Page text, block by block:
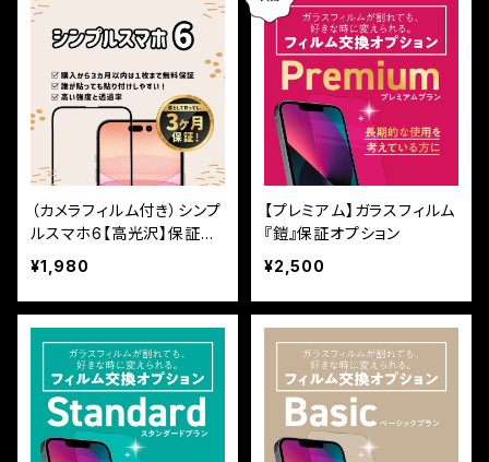
（カメラフィルム付き）シンプ
ルスマホ6【高光沢】保証付
きガラスフィルム『鎧』全面
フルカバー
¥1,980
【プレミアム】ガラスフィルム
『鎧』保証オプション
¥2,500